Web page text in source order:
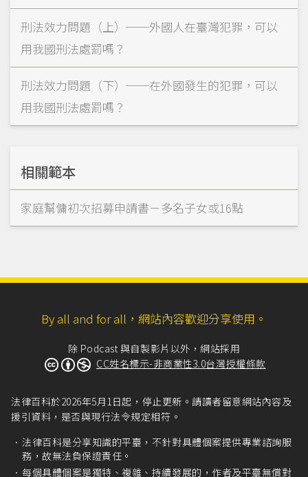
刑法效力問題（上）──外國人在臺灣犯罪，可以
用我國刑法處罰嗎？
刑法效力問題（下）──在外國發生的犯罪，可以
用我國刑法處罰嗎？
相關範本
家庭幫傭初次招募申請書－多名子女或16點
By all and for all，網站內容歡迎分享使用。
除 Podcast 與自製影片以外，網站採用
CC姓名標示-非商業性3.0台灣授權條款
法律百科於2026年5月1日起，停止更新。請讀者留意網站內容及
援引資料，是否與現行法令規定相符。
法律百科是分享知識的平臺，不針對具體個案提供專業諮詢服
務，故無法負保證責任。
每個具體個案是獨特、複雜、持續發展的，作者及平臺無償對